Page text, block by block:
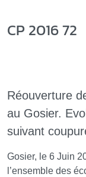
CP 2016 72
Réouverture
au Gosier.
suivant
Gosier, le 6 Juin
l’ensemble des